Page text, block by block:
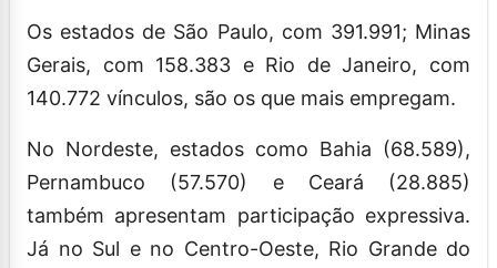
Os estados de São Paulo, com 391.991; Minas
Gerais, com 158.383 e Rio de Janeiro, com
140.772 vínculos, são os que mais empregam.
No Nordeste, estados como Bahia (68.589),
Pernambuco (57.570) e Ceará (28.885)
também apresentam participação expressiva.
Já no Sul e no Centro-Oeste, Rio Grande do